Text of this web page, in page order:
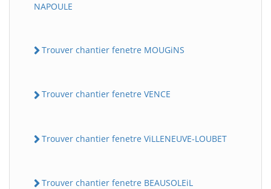
NAPOULE
Trouver chantier fenetre MOUGiNS
Trouver chantier fenetre VENCE
Trouver chantier fenetre ViLLENEUVE-LOUBET
Trouver chantier fenetre BEAUSOLEiL